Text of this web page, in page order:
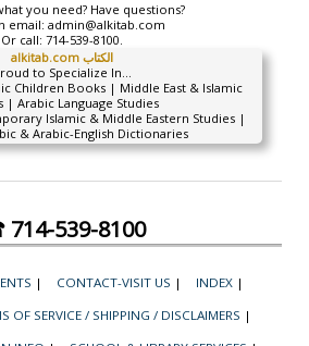
you need? Have questions?
email: admin@alkitab.com
Or call: 714-539-8100.
alkitab.com الكتاب
to Specialize In...
Children Books | Middle East & Islamic
| Arabic Language Studies
Islamic & Middle Eastern Studies |
& Arabic-English Dictionaries
539-8100
| CONTACT-VISIT US | INDEX |
OF SERVICE / SHIPPING / DISCLAIMERS |